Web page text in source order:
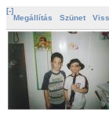
[-]
Megállítás
Szünet